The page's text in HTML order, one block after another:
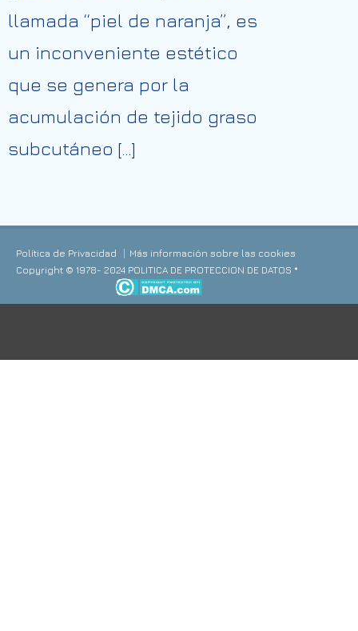
llamada “piel de naranja”, es
un inconveniente estético
que se genera por la
acumulación de tejido graso
subcutáneo […]
Política de Privacidad
Más información sobre las cookies
Copyright © 1978- 2024 POLITICA DE PROTECCION DE DATOS *